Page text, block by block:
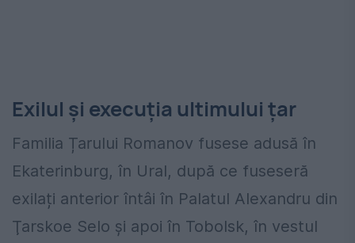
Exilul și execuția ultimului țar
Familia Țarului Romanov fusese adusă în
Ekaterinburg, în Ural, după ce fuseseră
exilați anterior întâi în Palatul Alexandru din
Ţarskoe Selo şi apoi în Tobolsk, în vestul